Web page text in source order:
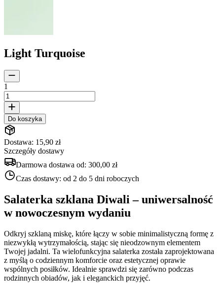
Light Turquoise
1
Do koszyka
Dostawa: 15,90 zł
Szczegóły dostawy
Darmowa dostawa od: 300,00 zł
Czas dostawy: od 2 do 5 dni roboczych
Salaterka szklana Diwali – uniwersalność
w nowoczesnym wydaniu
Odkryj szklaną miskę, które łączy w sobie minimalistyczną formę z
niezwykłą wytrzymałością, stając się nieodzownym elementem
Twojej jadalni. Ta wielofunkcyjna salaterka została zaprojektowana
z myślą o codziennym komforcie oraz estetycznej oprawie
wspólnych posiłków. Idealnie sprawdzi się zarówno podczas
rodzinnych obiadów, jak i eleganckich przyjęć.